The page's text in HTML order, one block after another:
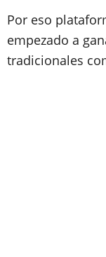
Por eso
empezado a
tradicionales